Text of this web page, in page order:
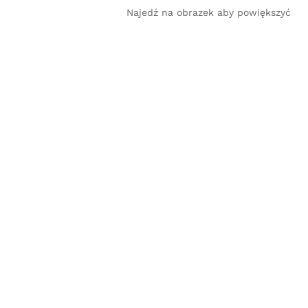
Najedź na obrazek aby powiększyć